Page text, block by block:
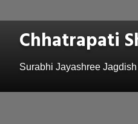
Chhatrapati
Surabhi Jayashree Jagdish